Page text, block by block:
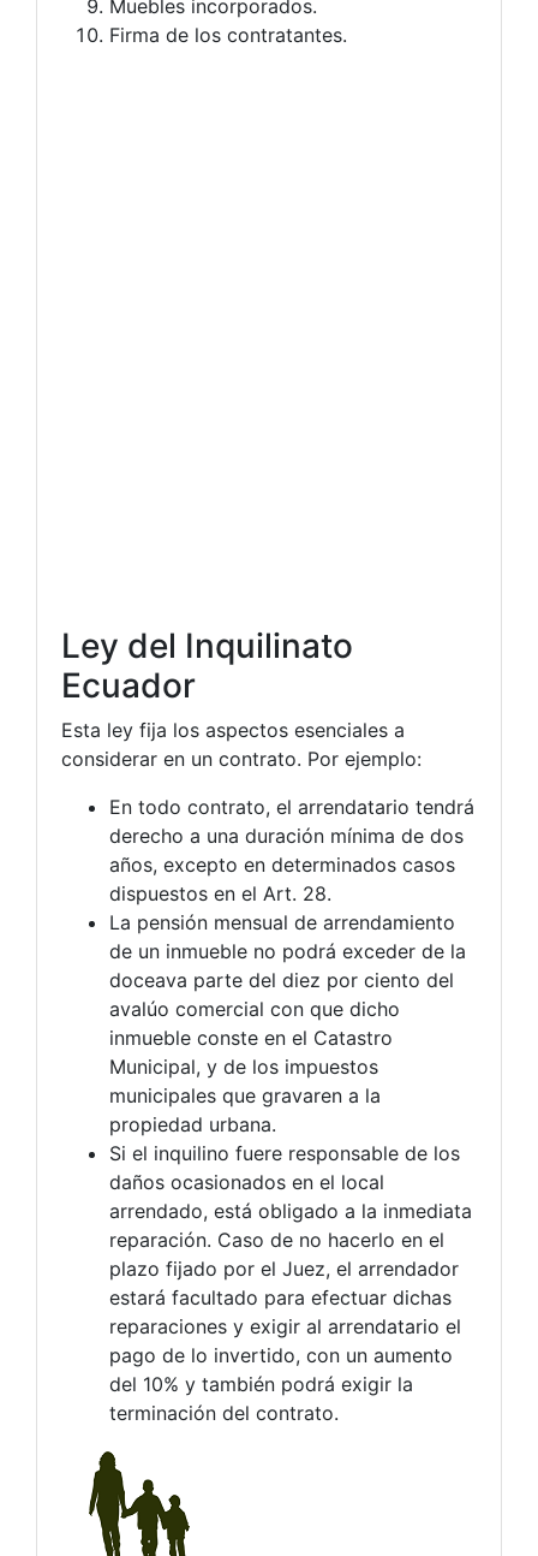
Muebles incorporados.
Firma de los contratantes.
Ley del Inquilinato
Ecuador
Esta ley fija los aspectos esenciales a
considerar en un contrato. Por ejemplo:
En todo contrato, el arrendatario tendrá
derecho a una duración mínima de dos
años, excepto en determinados casos
dispuestos en el Art. 28.
La pensión mensual de arrendamiento
de un inmueble no podrá exceder de la
doceava parte del diez por ciento del
avalúo comercial con que dicho
inmueble conste en el Catastro
Municipal, y de los impuestos
municipales que gravaren a la
propiedad urbana.
Si el inquilino fuere responsable de los
daños ocasionados en el local
arrendado, está obligado a la inmediata
reparación. Caso de no hacerlo en el
plazo fijado por el Juez, el arrendador
estará facultado para efectuar dichas
reparaciones y exigir al arrendatario el
pago de lo invertido, con un aumento
del 10% y también podrá exigir la
terminación del contrato.